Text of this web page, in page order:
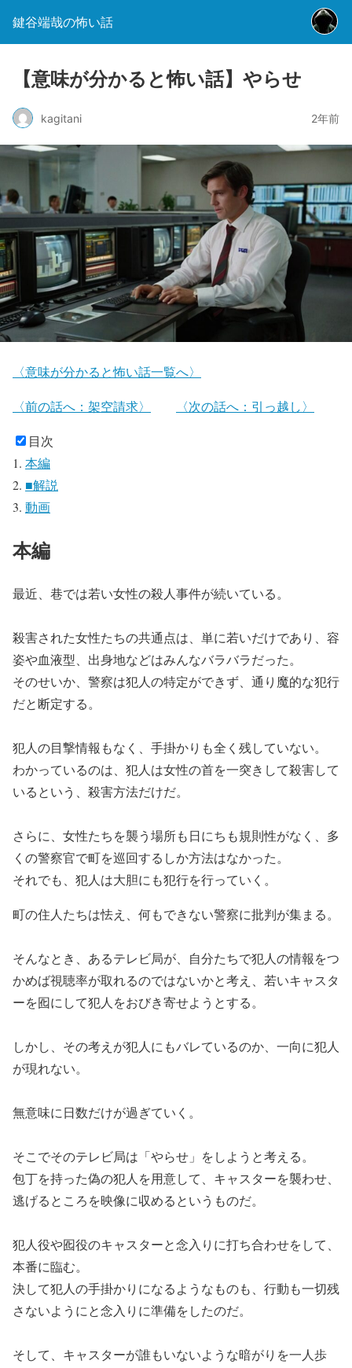
鍵谷端哉の怖い話
【意味が分かると怖い話】やらせ
kagitani 2年前
〈意味が分かると怖い話一覧へ〉
〈前の話へ：架空請求〉 〈次の話へ：引っ越し〉
目次
本編
■解説
動画
本編
最近、巷では若い女性の殺人事件が続いている。
殺害された女性たちの共通点は、単に若いだけであり、容
姿や血液型、出身地などはみんなバラバラだった。
そのせいか、警察は犯人の特定ができず、通り魔的な犯行
だと断定する。
犯人の目撃情報もなく、手掛かりも全く残していない。
わかっているのは、犯人は女性の首を一突きして殺害して
いるという、殺害方法だけだ。
さらに、女性たちを襲う場所も日にちも規則性がなく、多
くの警察官で町を巡回するしか方法はなかった。
それでも、犯人は大胆にも犯行を行っていく。
町の住人たちは怯え、何もできない警察に批判が集まる。
そんなとき、あるテレビ局が、自分たちで犯人の情報をつ
かめば視聴率が取れるのではないかと考え、若いキャスタ
ーを囮にして犯人をおびき寄せようとする。
しかし、その考えが犯人にもバレているのか、一向に犯人
が現れない。
無意味に日数だけが過ぎていく。
そこでそのテレビ局は「やらせ」をしようと考える。
包丁を持った偽の犯人を用意して、キャスターを襲わせ、
逃げるところを映像に収めるというものだ。
犯人役や囮役のキャスターと念入りに打ち合わせをして、
本番に臨む。
決して犯人の手掛かりになるようなものも、行動も一切残
さないようにと念入りに準備をしたのだ。
そして、キャスターが誰もいないような暗がりを一人歩